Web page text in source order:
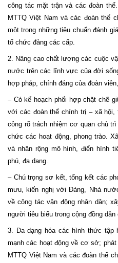
công tác mặt trận và các đoàn
MTTQ Việt Nam và các đoàn thể
một trong những tiêu chuẩn đánh
tổ chức đảng các cấp.
2. Nâng cao chất lượng các cuộc
nước trên các lĩnh vực của đời
hợp pháp, chính đáng của đoàn
– Có kế hoạch phối hợp chặt chẽ
với các đoàn thể chính trị – xã hội,
công rõ trách nhiệm cơ quan chủ
chức các hoạt động, phong trào.
và nhân rộng mô hình, điển hình
phú, đa dạng.
– Chú trọng sơ kết, tổng kết các
mưu, kiến nghị với Đảng, Nhà
về công tác vận động nhân dân;
người tiêu biểu trong cộng đồng dân
3. Đa dạng hóa các hình thức tập
mạnh các hoạt động về cơ sở;
MTTQ Việt Nam và các đoàn thể